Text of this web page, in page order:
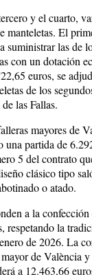
y el cuarto,
manteletas. El
suministrar las de
con un dotación
euros, se
de los
las Fallas.
mayores de
una partida de
5 del contrato
clásico tipo
o atado.
a la
respetando la
de 2026. La
de València
a 12.463,66